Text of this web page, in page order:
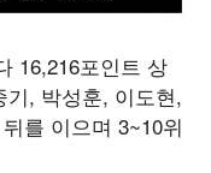
16,216포인트 상
, 박성훈, 이도현,
를 이으며 3~10위